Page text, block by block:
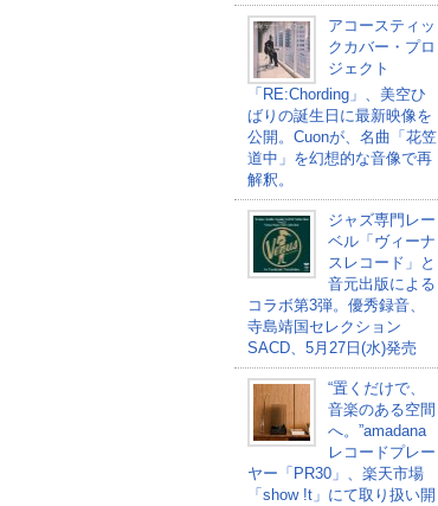
アコースティッ
クカバー・プロ
ジェクト
「RE:Chording」、美空ひ
ばりの誕生日に最新映像を
公開。Cuonが、名曲「花笠
道中」を幻想的な音像で再
解釈。
ジャズ専門レー
ベル「ヴィーナ
スレコード」と
音元出版による
コラボ第3弾。優秀録音、
寺島靖国セレクション
SACD、5月27日(水)発売
“置くだけで、
音楽のある空間
へ。”amadana
レコードプレー
ヤー「PR30」、楽天市場
「show !t」にて取り扱い開